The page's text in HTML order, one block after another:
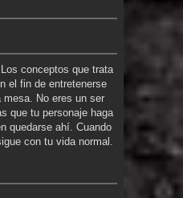
conceptos que trata
el fin de entretenerse
No eres un ser
que tu personaje haga
quedarse ahí. Cuando
con tu vida normal.